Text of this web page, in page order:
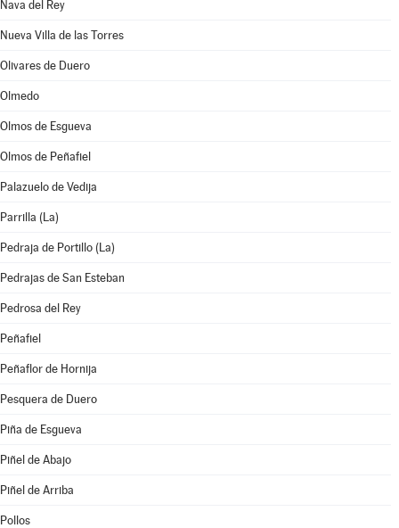
Nava del Rey
Nueva Villa de las Torres
Olivares de Duero
Olmedo
Olmos de Esgueva
Olmos de Peñafiel
Palazuelo de Vedija
Parrilla (La)
Pedraja de Portillo (La)
Pedrajas de San Esteban
Pedrosa del Rey
Peñafiel
Peñaflor de Hornija
Pesquera de Duero
Piña de Esgueva
Piñel de Abajo
Piñel de Arriba
Pollos